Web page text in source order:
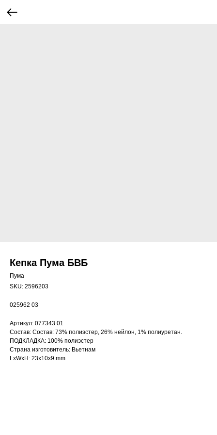
Кепка Пума БВБ
Пума
SKU: 2596203
025962 03
Артикул: 077343 01
Состав: Состав: 73% полиэстер, 26% нейлон, 1% полиуретан.
ПОДКЛАДКА: 100% полиэстер
Страна изготовитель: Вьетнам
LxWxH: 23x10x9 mm